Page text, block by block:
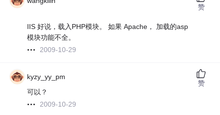
IIS 好说，载入PHP模块。 如果 Apache， 加载的asp
模块功能不全。
2009-10-29
赞
kyzy_yy_pm
可以？
2009-10-29
赞